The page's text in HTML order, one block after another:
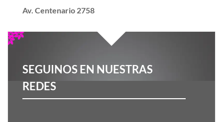
Av. Centenario 2758
SEGUINOS EN NUESTRAS
REDES